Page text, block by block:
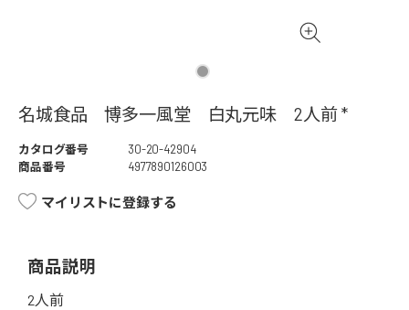
名城食品 博多一風堂 白丸元味 2人前 *
カタログ番号
30-20-42904
商品番号
4977890126003
マイリストに登録する
商品説明
2人前